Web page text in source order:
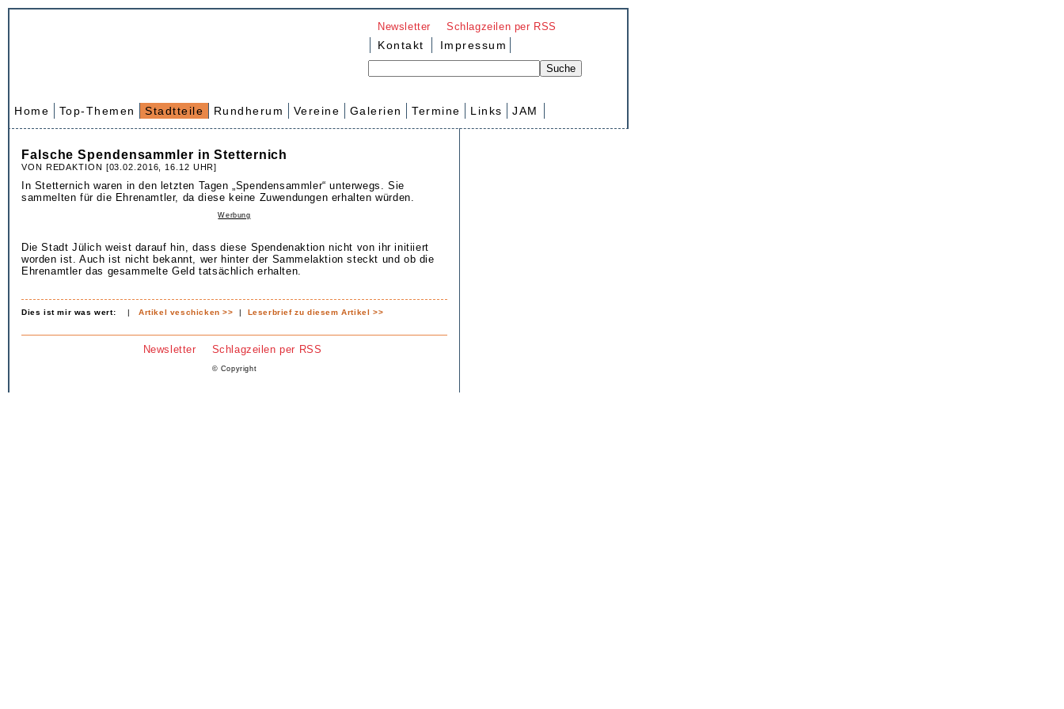
Newsletter Schlagzeilen per RSS
Kontakt Impressum
Home Top-Themen Stadtteile Rundherum Vereine Galerien Termine Links JAM
Falsche Spendensammler in Stetternich
VON REDAKTION [03.02.2016, 16.12 UHR]
In Stetternich waren in den letzten Tagen „Spendensammler“ unterwegs. Sie
sammelten für die Ehrenamtler, da diese keine Zuwendungen erhalten würden.
Werbung
Die Stadt Jülich weist darauf hin, dass diese Spendenaktion nicht von ihr initiiert
worden ist. Auch ist nicht bekannt, wer hinter der Sammelaktion steckt und ob die
Ehrenamtler das gesammelte Geld tatsächlich erhalten.
Dies ist mir was wert: |Artikel veschicken >> | Leserbrief zu diesem Artikel >>
Newsletter Schlagzeilen per RSS
© Copyright